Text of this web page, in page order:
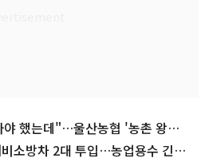
야 했는데"…울산농협 '농촌 왕진
소방차 2대 투입…농업용수 긴급